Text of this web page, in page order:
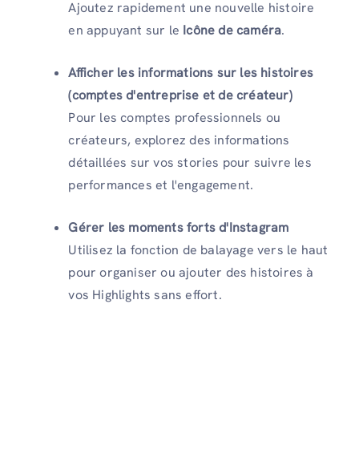
Ajoutez rapidement une nouvelle histoire
en appuyant sur le Icône de caméra.
Afficher les informations sur les histoires
(comptes d'entreprise et de créateur)
Pour les comptes professionnels ou
créateurs, explorez des informations
détaillées sur vos stories pour suivre les
performances et l'engagement.
Gérer les moments forts d'Instagram
Utilisez la fonction de balayage vers le haut
pour organiser ou ajouter des histoires à
vos Highlights sans effort.